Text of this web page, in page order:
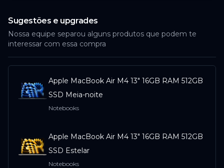
Indisponível
Sugestões e upgrades
Nossa equipe separou alguns produtos que podem te
interessar com essa compra
Apple MacBook Air M4 13" 16GB RAM 512GB
SSD Meia-noite
Notebooks
Apple MacBook Air M4 13" 16GB RAM 512GB
SSD Estelar
Notebooks